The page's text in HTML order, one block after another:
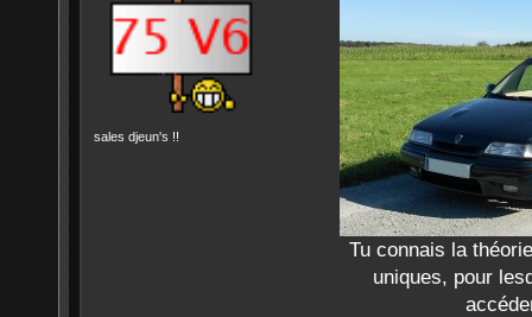
sales djeun's !!
Tu connais la
uniques, pour